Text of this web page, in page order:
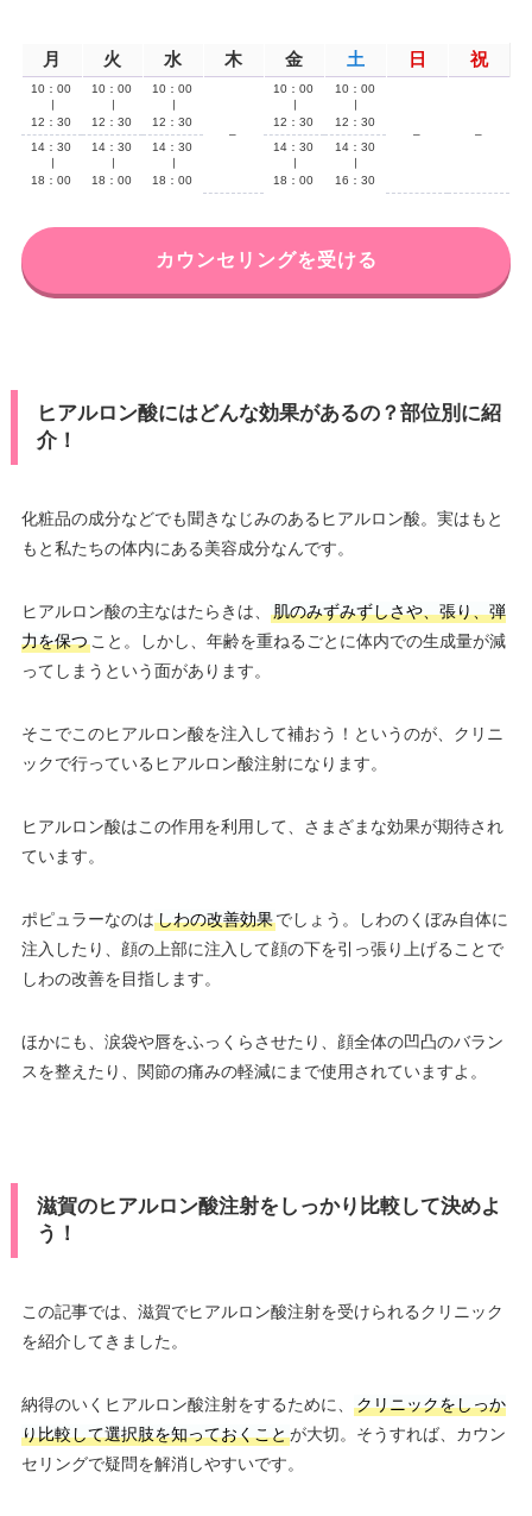
月 火 水 木 金 土 日 祝
10：00
12：30
10：00
12：30
10：00
12：30
–
10：00
12：30
10：00
12：30
–
–
14：30
18：00
14：30
18：00
14：30
18：00
14：30
18：00
14：30
16：30
カウンセリングを受ける
ヒアルロン酸にはどんな効果があるの？部位別に紹
介！
化粧品の成分などでも聞きなじみのあるヒアルロン酸。実はもと
もと私たちの体内にある美容成分なんです。
ヒアルロン酸の主なはたらきは、
肌のみずみずしさや、張り、弾
力を保つこと。しかし、年齢を重ねるごとに体内での生成量が減
ってしまうという面があります。
そこでこのヒアルロン酸を注入して補おう！というのが、クリニ
ックで行っているヒアルロン酸注射になります。
ヒアルロン酸はこの作用を利用して、さまざまな効果が期待され
ています。
ポピュラーなのはしわの改善効果でしょう。しわのくぼみ自体に
注入したり、顔の上部に注入して顔の下を引っ張り上げることで
しわの改善を目指します。
ほかにも、涙袋や唇をふっくらさせたり、顔全体の凹凸のバラン
スを整えたり、関節の痛みの軽減にまで使用されていますよ。
滋賀のヒアルロン酸注射をしっかり比較して決めよ
う！
この記事では、滋賀でヒアルロン酸注射を受けられるクリニック
を紹介してきました。
納得のいくヒアルロン酸注射をするために、
クリニックをしっか
り比較して選択肢を知っておくことが大切。そうすれば、カウン
セリングで疑問を解消しやすいです。